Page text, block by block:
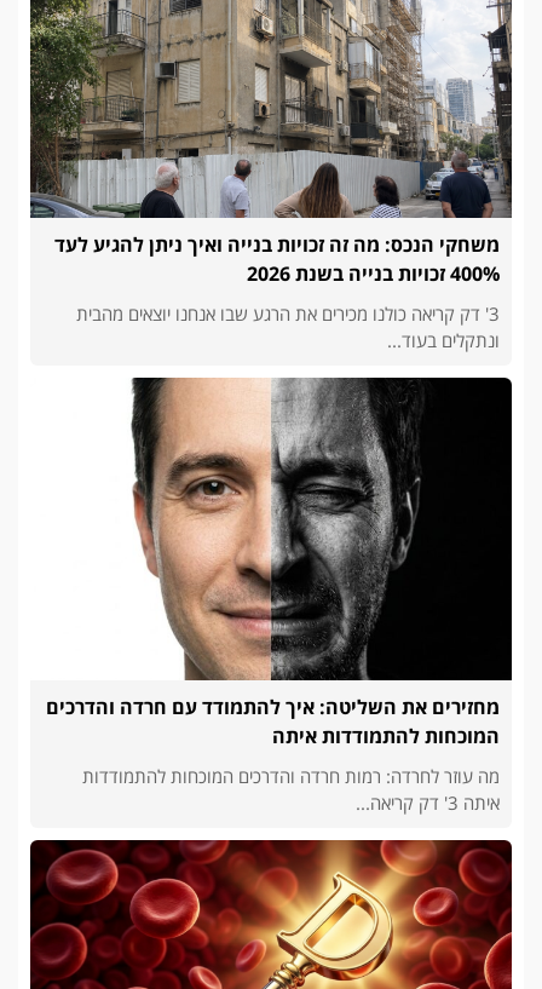
משחקי הנכס: מה זה זכויות בנייה ואיך ניתן להגיע לעד
400% זכויות בנייה בשנת 2026
3' דק קריאה כולנו מכירים את הרגע שבו אנחנו יוצאים מהבית
ונתקלים בעוד...
מחזירים את השליטה: איך להתמודד עם חרדה והדרכים
המוכחות להתמודדות איתה
מה עוזר לחרדה: רמות חרדה והדרכים המוכחות להתמודדות
איתה 3' דק קריאה...